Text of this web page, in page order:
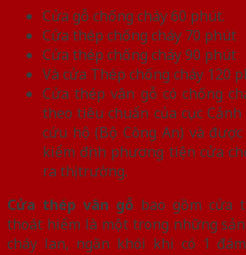
Cửa gỗ chống cháy 60 phút.
Cửa thép chống cháy 70 phút
Cửa thép chống cháy 90 phút
Và cửa Thép chống cháy 120
Cửa thép vân gỗ có chống
theo tiêu chuẩn của cục Cảnh
cứu hộ (Bộ Công An) và
kiểm định phương tiện cửa
ra thị trường.
Cửa thép vân gỗ bao gồm cửa
thoát hiểm là một trong những
cháy lan, ngăn khói khi có 1